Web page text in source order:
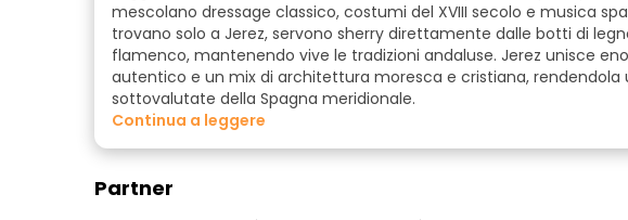
mescolano dressage classico, costumi del XVIII secolo e musica
trovano solo a Jerez, servono sherry direttamente dalle botti di
flamenco, mantenendo vive le tradizioni andaluse. Jerez unisce
autentico e un mix di architettura moresca e cristiana, rendendola
sottovalutate della Spagna meridionale.
continua a leggere
Partner